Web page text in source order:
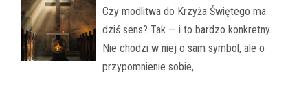
Czy modlitwa do Krzyża Świętego ma
dziś sens? Tak — i to bardzo konkretny.
Nie chodzi w niej o sam symbol, ale o
przypomnienie sobie,…